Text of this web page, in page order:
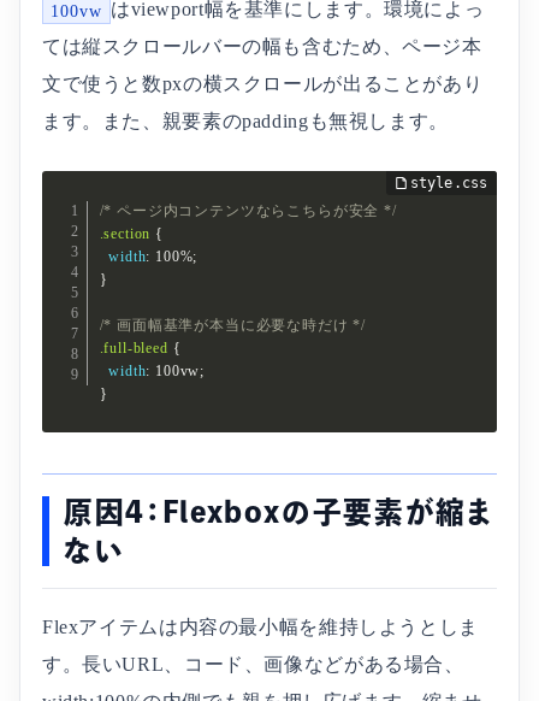
100vw はviewport幅を基準にします。環境によっ
ては縦スクロールバーの幅も含むため、ページ本
文で使うと数pxの横スクロールが出ることがあり
ます。また、親要素のpaddingも無視します。
/* ページ内コンテンツならこちらが安全 */
.section {
width: 100%;
}
/* 画面幅基準が本当に必要な時だけ */
.full-bleed {
width: 100vw;
}
原因4：Flexboxの子要素が縮ま
ない
Flexアイテムは内容の最小幅を維持しようとしま
す。長いURL、コード、画像などがある場合、